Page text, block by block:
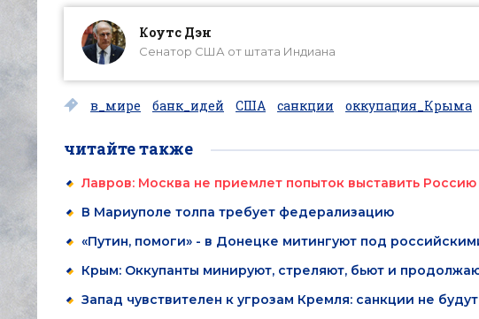
Коутс Дэн
Сенатор США от штата Индиана
в_мире банк_идей США санкции оккупация_Крыма
читайте также
Лавров: Москва не приемлет попыток выставить
В Мариуполе толпа требует федерализацию
«Путин, помоги» - в Донецке митингуют под
Крым: Оккупанты минируют, стреляют, бьют и
Запад чувствителен к угрозам Кремля: санкции не